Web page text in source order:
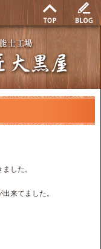
した。
来てました。